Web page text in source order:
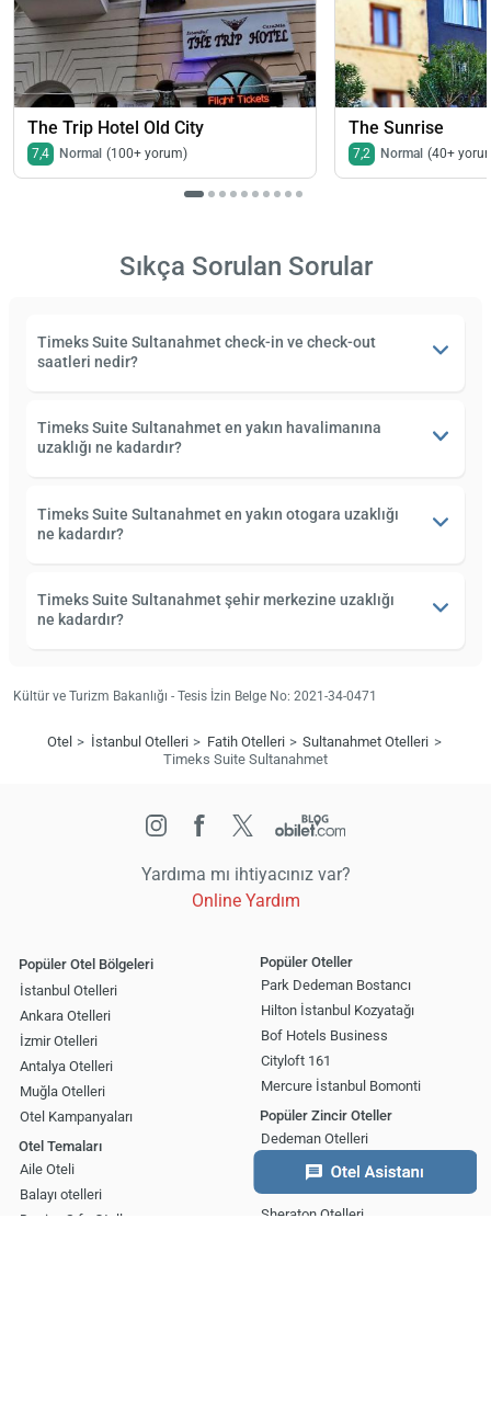
The Trip Hotel Old City
7,4 Normal (100+ yorum)
The Sunrise
7,2 Normal (40+
Sıkça Sorulan Sorular
Timeks Suite Sultanahmet check-in ve check-out
saatleri nedir?
Timeks Suite Sultanahmet en yakın havalimanına
uzaklığı ne kadardır?
Timeks Suite Sultanahmet en yakın otogara uzaklığı
ne kadardır?
Timeks Suite Sultanahmet şehir merkezine uzaklığı
ne kadardır?
Kültür ve Turizm Bakanlığı - Tesis İzin Belge No: 2021-34-0471
Otel İstanbul Otelleri Fatih Otelleri
Sultanahmet Otelleri
Timeks Suite Sultanahmet
Yardıma mı ihtiyacınız var?
Online Yardım
Popüler Otel Bölgeleri
İstanbul Otelleri
Ankara Otelleri
İzmir Otelleri
Antalya Otelleri
Muğla Otelleri
Otel Kampanyaları
Otel Temaları
Aile Oteli
Balayı otelleri
Denize Sıfır Oteller
Popüler Oteller
Park Dedeman Bostancı
Hilton İstanbul Kozyatağı
Bof Hotels Business
Cityloft 161
Mercure İstanbul Bomonti
Popüler Zincir Oteller
Dedeman Otelleri
Hilton Otelleri
Swiss Otelleri
Sheraton Otelleri